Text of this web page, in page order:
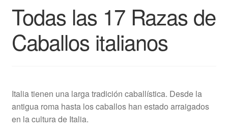
Razas de Caballos
Venta de Caballos
Todas las 17 Razas de
Caballos italianos
Italia tienen una larga tradición caballística. Desde la
antigua roma hasta los caballos han estado arraigados
en la cultura de Italia.